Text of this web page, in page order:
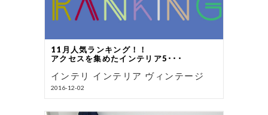
11月人気ランキング！！
アクセスを集めたインテリア5･･･
インテリ インテリア ヴィンテージ
2016-12-02